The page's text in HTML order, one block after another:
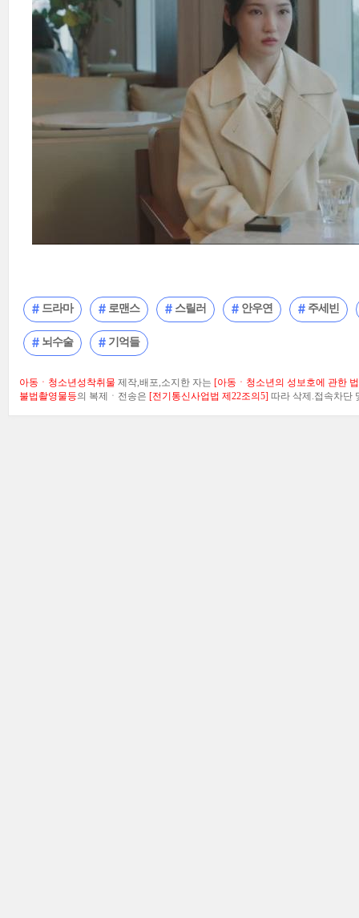
드라마 로맨스 스릴러 안우연 주세빈
뇌수술 기억들
아동ㆍ청소년성착취물 제작,배포,소지한 자는 [아동ㆍ청소년의 성보호에 관한
불법촬영물등의 복제ㆍ전송은 [전기통신사업법 제22조의5] 따라 삭제.접속차단